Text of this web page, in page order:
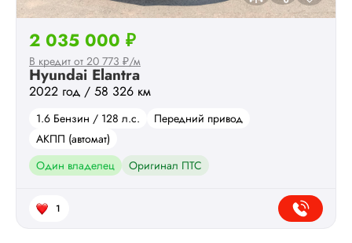
Hyundai Elantra
2022 год / 58 326 км
1.6 Бензин / 128 л.с.
Передний привод
АКПП (автомат)
Один владелец
Оригинал ПТС
2 035 000 ₽
В кредит от 20 773 ₽/м
1